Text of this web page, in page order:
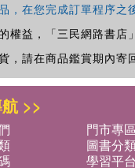
，在您完成訂單程序之
權益，「三民網路書店」
，請在商品鑑賞期內寄
>>
門市專區
圖書分
學習平台